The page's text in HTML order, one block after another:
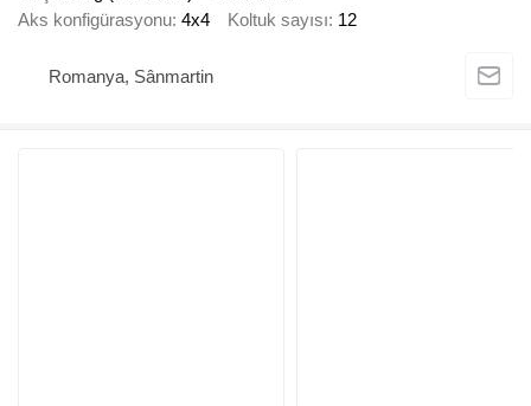
Aks konfigürasyonu 4x4 Koltuk sayısı 12
Romanya, Sânmartin